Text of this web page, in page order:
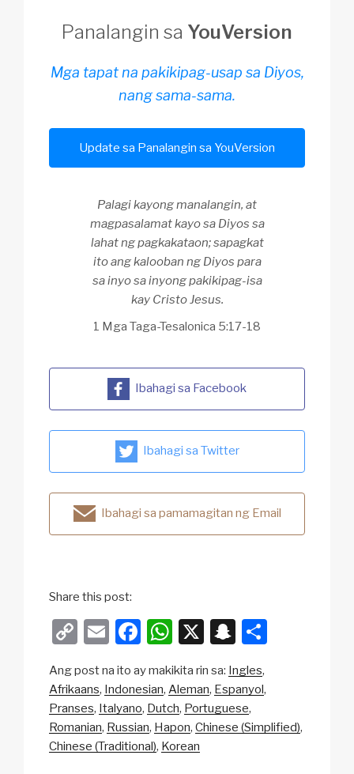
Panalangin sa YouVersion
Mga tapat na pakikipag-usap sa Diyos,
nang sama-sama.
Update sa Panalangin sa YouVersion
Palagi kayong manalangin, at
magpasalamat kayo sa Diyos sa
lahat ng pagkakataon; sapagkat
ito ang kalooban ng Diyos para
sa inyo sa inyong pakikipag-isa
kay Cristo Jesus.
1 Mga Taga-Tesalonica 5:17-18
Ibahagi sa Facebook
Ibahagi sa Twitter
Ibahagi sa pamamagitan ng Email
Share this post:
C
p
y
Li
n
E
ail
F
c
e
b
o
W
at
s
A
p
X
S
a
p
c
Ang post na ito ay makikita rin sa: Ingles
Afrikaans Indonesian Aleman Espanyol
Pranses Italyano Dutch Portuguese
Romanian Russian Hapon Chinese (Simplified)
Chinese (Traditional) Korean